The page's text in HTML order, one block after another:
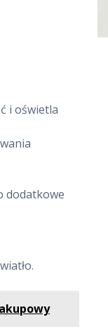
i oświetla
dodatkowe